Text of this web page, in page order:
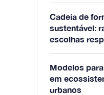
Cadeia de
sustentável:
escolhas
Modelos
em
urbanos